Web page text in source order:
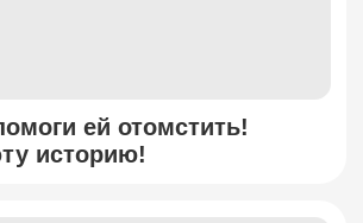
ей отомстить!
историю!